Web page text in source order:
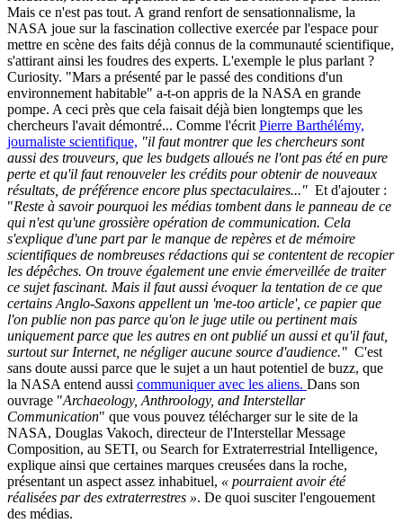
Mais ce n'est pas tout. A grand renfort de sensationnalisme, la
NASA joue sur la fascination collective exercée par l'espace pour
mettre en scène des faits déjà connus de la communauté scientifique,
s'attirant ainsi les foudres des experts. L'exemple le plus parlant ?
Curiosity. "Mars a présenté par le passé des conditions d'un
environnement habitable" a-t-on appris de la NASA en grande
pompe. A ceci près que cela faisait déjà bien longtemps que les
chercheurs l'avait démontré... Comme l'écrit Pierre Barthélémy,
journaliste scientifique, "il faut montrer que les chercheurs sont
aussi des trouveurs, que les budgets alloués ne l'ont pas été en pure
perte et qu'il faut renouveler les crédits pour obtenir de nouveaux
résultats, de préférence encore plus spectaculaires..." Et d'ajouter :
"Reste à savoir pourquoi les médias tombent dans le panneau de ce
qui n'est qu'une grossière opération de communication. Cela
s'explique d'une part par le manque de repères et de mémoire
scientifiques de nombreuses rédactions qui se contentent de recopier
les dépêches. On trouve également une envie émerveillée de traiter
ce sujet fascinant. Mais il faut aussi évoquer la tentation de ce que
certains Anglo-Saxons appellent un 'me-too article', ce papier que
l'on publie non pas parce qu'on le juge utile ou pertinent mais
uniquementparce que les autres en ont publié un aussi et qu'il faut,
surtout sur Internet, ne négliger aucune source d'audience." C'est
sans doute aussi parce que le sujet a un haut potentiel de buzz, que
la NASA entend aussi communiquer avec les aliens. Dans son
ouvrage "Archaeology, Anthroology, and Interstellar
Communication" que vous pouvez télécharger sur le site de la
NASA, Douglas Vakoch, directeur de l'Interstellar Message
Composition, au SETI, ou Search for Extraterrestrial Intelligence,
explique ainsi que certaines marques creusées dans la roche,
présentant un aspect assez inhabituel, « pourraient avoir été
réalisées par des extraterrestres ». De quoi susciter l'engouement
des médias.